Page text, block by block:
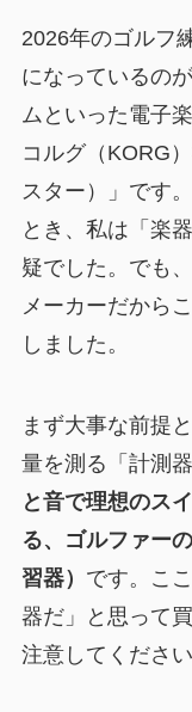
2026年のゴルフ
になっているの
ムといった電子
コルグ（KORG
スター）」です
とき、私は「楽
疑でした。でも
メーカーだから
しました。
まず大事な前提
量を測る「計測
と音で理想のス
る、ゴルファー
習器） です。こ
器だ」と思って
注意してください